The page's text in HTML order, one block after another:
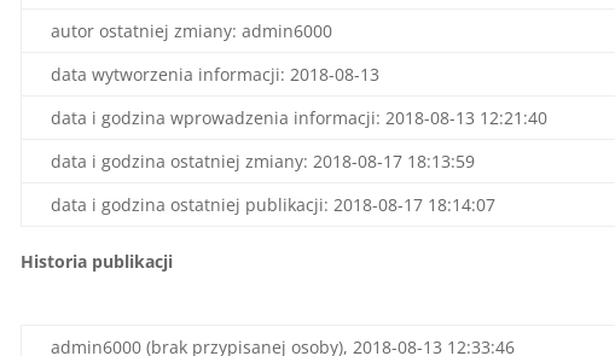
autor ostatniej zmiany: admin6000
data wytworzenia informacji: 2018-08-13
data i godzina wprowadzenia informacji: 2018-08-13 12:21:40
data i godzina ostatniej zmiany: 2018-08-17 18:13:59
data i godzina ostatniej publikacji: 2018-08-17 18:14:07
Historia publikacji
admin6000 (brak przypisanej osoby), 2018-08-13 12:33:46